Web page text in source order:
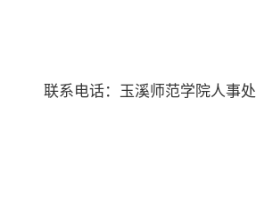
联系电话：玉溪师范学院人事处